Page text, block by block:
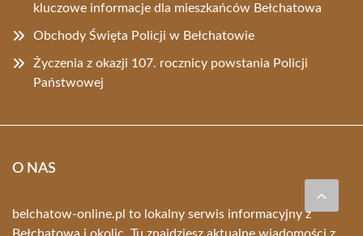
kluczowe informacje dla mieszkańców Bełchatowa
Obchody Święta Policji w Bełchatowie
Życzenia z okazji 107. rocznicy powstania Policji
Państwowej
O NAS
belchatow-online.pl to lokalny serwis informacyjny z
Bełchatowa i okolic. Tu znajdziesz aktualne wiadomości z